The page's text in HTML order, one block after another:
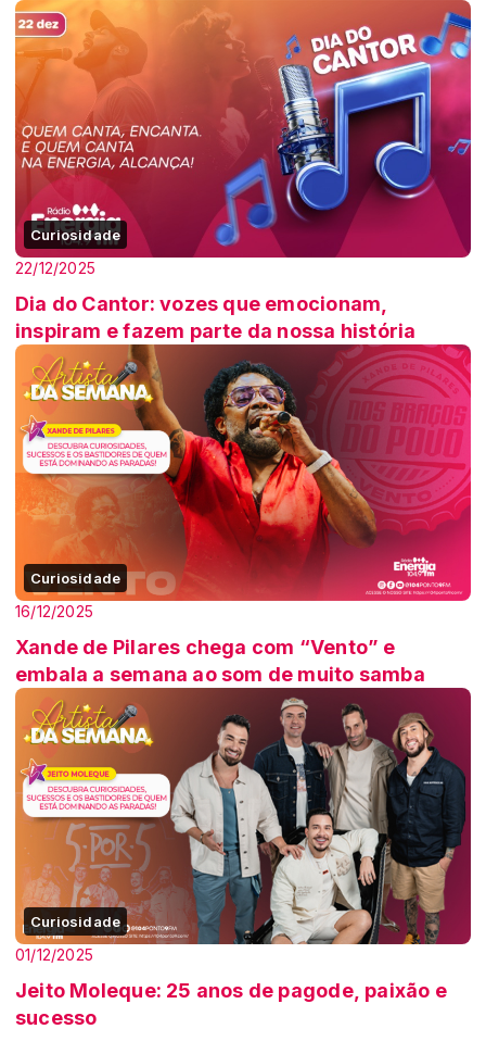
Curiosidade
22/12/2025
Dia do Cantor: vozes que emocionam,
inspiram e fazem parte da nossa história
Curiosidade
16/12/2025
Xande de Pilares chega com “Vento” e
embala a semana ao som de muito samba
Curiosidade
01/12/2025
Jeito Moleque: 25 anos de pagode, paixão e
sucesso